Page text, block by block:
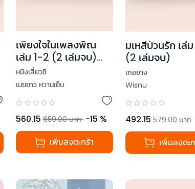
เพียงใจในเพลงพิณ
เล่ม 1-2 (2 เล่มจบ)
(ปกใหม่)
หมิงเสี่ยวซี
เมฆขาว หวานเย็น
560.15 659.00 บาท -15 %
เพิ่มลงตะกร้า
มเหสีป่วนรัก เล่
(2 เล่มจบ)
เกอยาง
Wisnu
492.15 579.00 บาท
เพิ่มลงตะ